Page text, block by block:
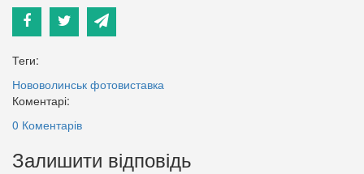
Теги:
Нововолинськ фотовиставка
Коментарі:
0 Коментарів
Залишити відповідь